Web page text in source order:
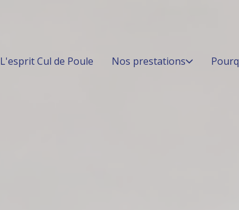
L'esprit Cul de Poule Nos prestations